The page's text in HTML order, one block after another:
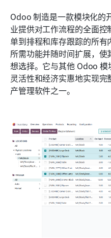
Odoo 制造是一款模块化的
业提供对工作流程的全面
单到排程和库存跟踪的所
所需功能并随时间扩展，
想选择。它与其他 Odoo
灵活性和经济实惠地实现完
产管理软件之一。